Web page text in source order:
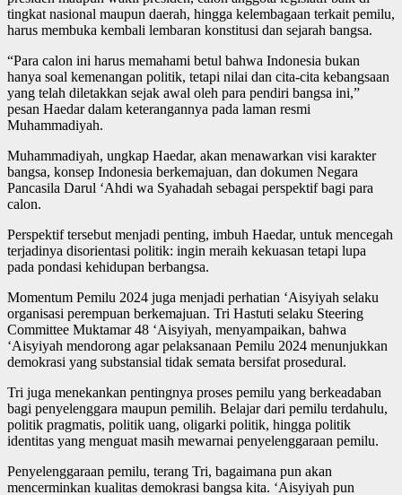
tingkat nasional maupun daerah, hingga kelembagaan terkait pemilu,
harus membuka kembali lembaran konstitusi dan sejarah bangsa.
“Para calon ini harus memahami betul bahwa Indonesia bukan
hanya soal kemenangan politik, tetapi nilai dan cita-cita kebangsaan
yang telah diletakkan sejak awal oleh para pendiri bangsa ini,”
pesan Haedar dalam keterangannya pada laman resmi
Muhammadiyah.
Muhammadiyah, ungkap Haedar, akan menawarkan visi karakter
bangsa, konsep Indonesia berkemajuan, dan dokumen Negara
Pancasila Darul ‘Ahdi wa Syahadah sebagai perspektif bagi para
calon.
Perspektif tersebut menjadi penting, imbuh Haedar, untuk mencegah
terjadinya disorientasi politik: ingin meraih kekuasan tetapi lupa
pada pondasi kehidupan berbangsa.
Momentum Pemilu 2024 juga menjadi perhatian ‘Aisyiyah selaku
organisasi perempuan berkemajuan. Tri Hastuti selaku Steering
Committee Muktamar 48 ‘Aisyiyah, menyampaikan, bahwa
‘Aisyiyah mendorong agar pelaksanaan Pemilu 2024 menunjukkan
demokrasi yang substansial tidak semata bersifat prosedural.
Tri juga menekankan pentingnya proses pemilu yang berkeadaban
bagi penyelenggara maupun pemilih. Belajar dari pemilu terdahulu,
politik pragmatis, politik uang, oligarki politik, hingga politik
identitas yang menguat masih mewarnai penyelenggaraan pemilu.
Penyelenggaraan pemilu, terang Tri, bagaimana pun akan
mencerminkan kualitas demokrasi bangsa kita. ‘Aisyiyah pun